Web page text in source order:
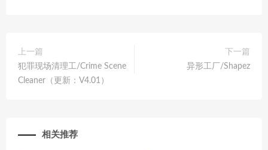
上一篇
犯罪现场清理工/Crime Scene
Cleaner（更新：V4.01）
下一篇
异形工厂/Shapez
相关推荐